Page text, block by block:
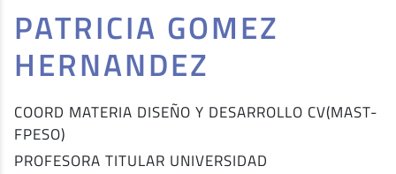
PATRICIA GOMEZ
HERNANDEZ
COORD MATERIA DISEÑO Y DESARROLLO CV(MAST-
FPESO)
PROFESORA TITULAR UNIVERSIDAD